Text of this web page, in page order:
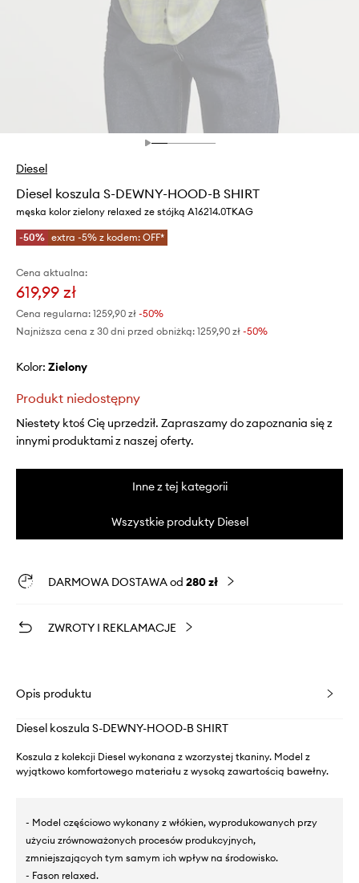
Diesel
Diesel koszula S-DEWNY-HOOD-B SHIRT
męska kolor zielony relaxed ze stójką A16214.0TKAG
-50% extra -5% z kodem: OFF*
Cena aktualna:
619,99 zł
Cena regularna: 1259,90 zł -50%
Najniższa cena z 30 dni przed obniżką: 1259,90 zł -50%
Kolor: zielony
Produkt niedostępny
Niestety ktoś Cię uprzedził. Zapraszamy do zapoznania się z
innymi produktami z naszej oferty.
Inne z tej kategorii
Wszystkie produkty Diesel
DARMOWA DOSTAWA od 280 zł
ZWROTY I REKLAMACJE
Opis produktu
Diesel koszula S-DEWNY-HOOD-B SHIRT
Koszula z kolekcji Diesel wykonana z wzorzystej tkaniny. Model z
wyjątkowo komfortowego materiału z wysoką zawartością bawełny.
- Model częściowo wykonany z włókien, wyprodukowanych przy
użyciu zrównoważonych procesów produkcyjnych,
zmniejszających tym samym ich wpływ na środowisko.
- Fason relaxed.